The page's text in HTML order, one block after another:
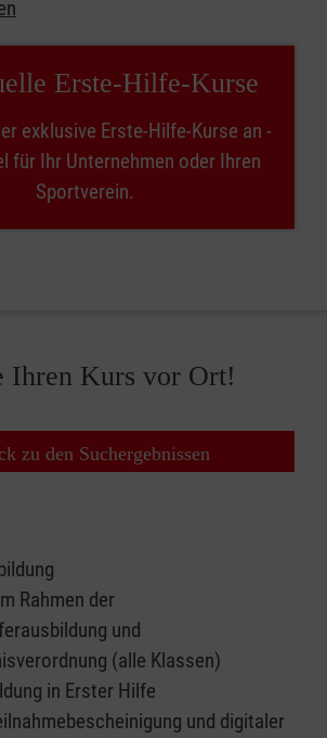
Erste-Hilfe-Kurse
exklusive Erste-Hilfe-Kurse an -
für Ihr Unternehmen oder Ihren
Sportverein.
Ihren Kurs vor Ort!
zu den Suchergebnissen
Rahmen der
und
(alle Klassen)
in Erster Hilfe
und digitaler